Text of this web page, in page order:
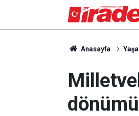
Anasayfa